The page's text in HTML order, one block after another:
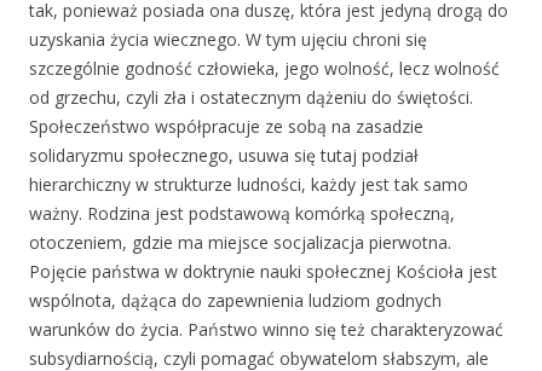
tak, ponieważ posiada ona duszę, która jest jedyną drogą do
uzyskania życia wiecznego. W tym ujęciu chroni się
szczególnie godność człowieka, jego wolność, lecz wolność
od grzechu, czyli zła i ostatecznym dążeniu do świętości.
Społeczeństwo współpracuje ze sobą na zasadzie
solidaryzmu społecznego, usuwa się tutaj podział
hierarchiczny w strukturze ludności, każdy jest tak samo
ważny. Rodzina jest podstawową komórką społeczną,
otoczeniem, gdzie ma miejsce socjalizacja pierwotna.
Pojęcie państwa w doktrynie nauki społecznej Kościoła jest
wspólnota, dążąca do zapewnienia ludziom godnych
warunków do życia. Państwo winno się też charakteryzować
subsydiarnością, czyli pomagać obywatelom słabszym, ale